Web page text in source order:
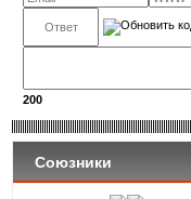
200
Союзники